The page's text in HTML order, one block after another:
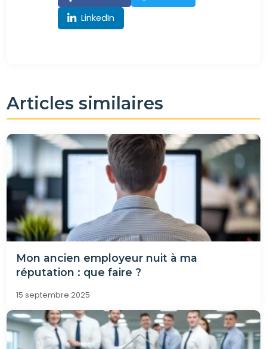
LinkedIn
Articles similaires
Mon ancien employeur nuit à ma
réputation : que faire ?
15 septembre 2025